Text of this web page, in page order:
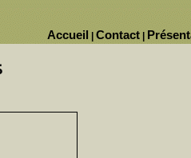
Contact
Accueil